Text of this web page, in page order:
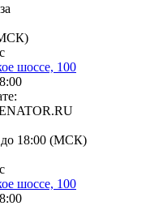
шоссе, 100
18:00 (МСК)
шоссе, 100